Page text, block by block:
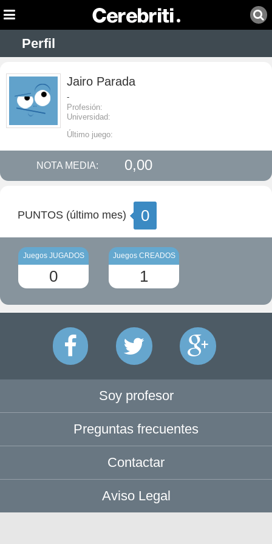
Perfil
Jairo Parada
-
Profesión:
Universidad:
Último juego:
NOTA MEDIA: 0,00
PUNTOS (último mes) 0
Juegos JUGADOS
0
Juegos CREADOS
1
Soy profesor
Preguntas frecuentes
Contactar
Aviso Legal